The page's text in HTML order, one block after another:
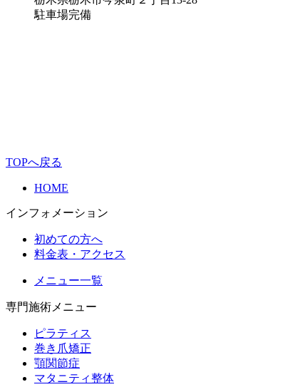
駐車場完備
TOPへ戻る
HOME
インフォメーション
初めての方へ
料金表・アクセス
メニュー一覧
専門施術メニュー
ピラティス
巻き爪矯正
顎関節症
マタニティ整体